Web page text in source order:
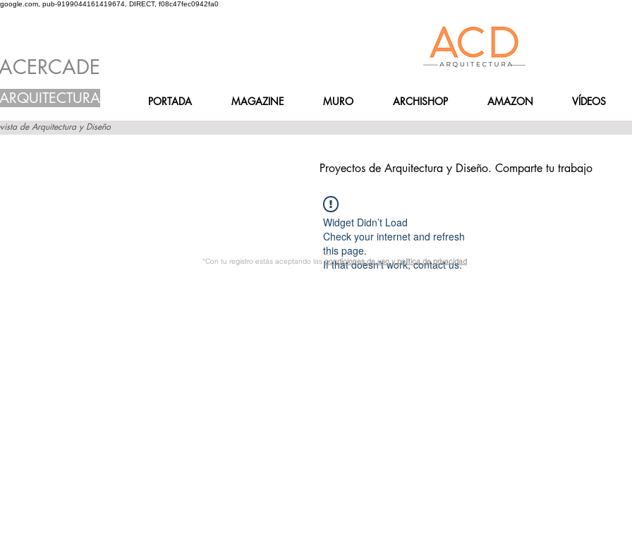
google.com, pub-9199044161419674, DIRECT, f08c47fec0942fa0
PORTADA MAGAZINE MURO ARCHISHOP AMAZON VÍDEOS
de Arquitectura y Diseño
Proyectos de Arquitectura y Diseño. Comparte tu trabajo
Widget Didn’t Load
Check your internet and refresh
this page.
If that doesn’t work, contact us.
*Con tu registro estás aceptando lascondiciones de uso y política de privacidad